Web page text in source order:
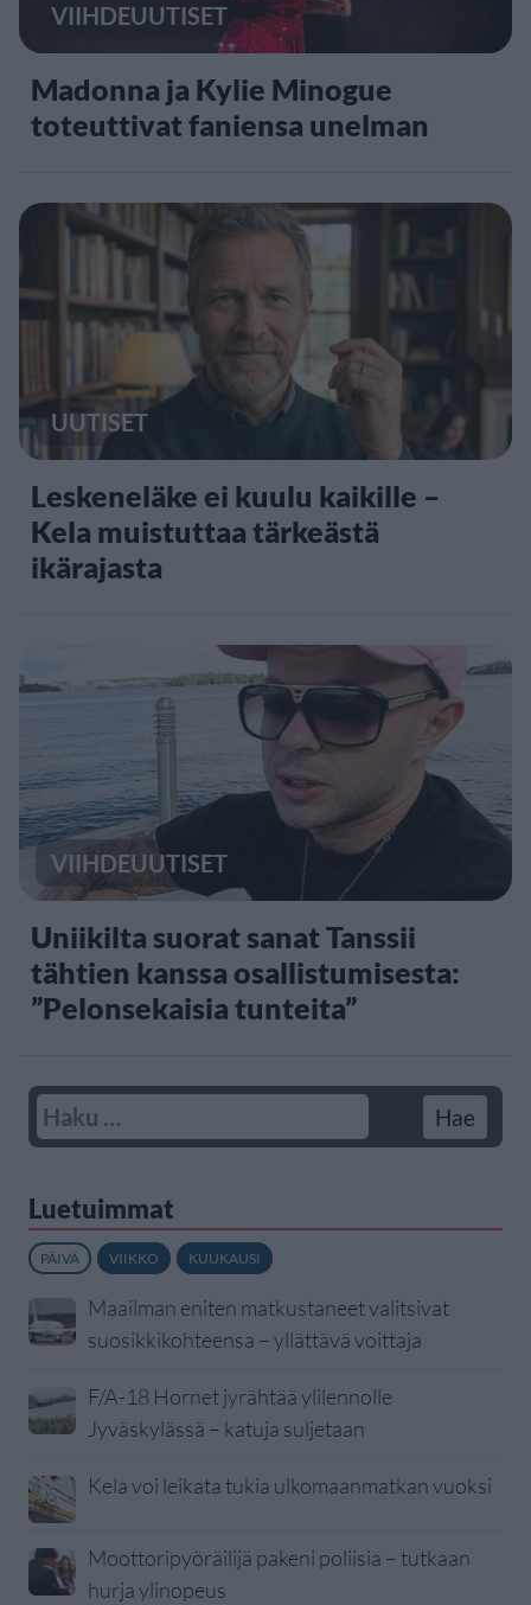
VIIHDEUUTISET
Madonna ja Kylie Minogue
toteuttivat faniensa unelman
UUTISET
Leskeneläke ei kuulu kaikille –
Kela muistuttaa tärkeästä
ikärajasta
VIIHDEUUTISET
Uniikilta suorat sanat Tanssii
tähtien kanssa osallistumisesta:
”Pelonsekaisia tunteita”
Luetuimmat
PÄIVÄ VIIKKO KUUKAUSI
Maailman eniten matkustaneet valitsivat
suosikkikohteensa – yllättävä voittaja
F/A-18 Hornet jyrähtää ylilennolle
Jyväskylässä – katuja suljetaan
Kela voi leikata tukia ulkomaanmatkan vuoksi
Moottoripyöräilijä pakeni poliisia – tutkaan
hurja ylinopeus